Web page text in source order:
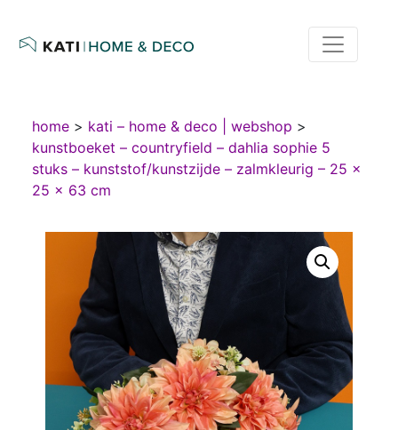
home > kati – home & deco | webshop >
kunstboeket – countryfield – dahlia sophie 5
stuks – kunststof/kunstzijde – zalmkleurig – 25 ×
25 × 63 cm